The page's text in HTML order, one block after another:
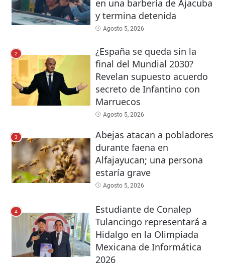
en una barbería de Ajacuba
y termina detenida
Agosto 5, 2026
2
¿España se queda sin la
final del Mundial 2030?
Revelan supuesto acuerdo
secreto de Infantino con
Marruecos
Agosto 5, 2026
3
Abejas atacan a pobladores
durante faena en
Alfajayucan; una persona
estaría grave
Agosto 5, 2026
4
Estudiante de Conalep
Tulancingo representará a
Hidalgo en la Olimpiada
Mexicana de Informática
2026